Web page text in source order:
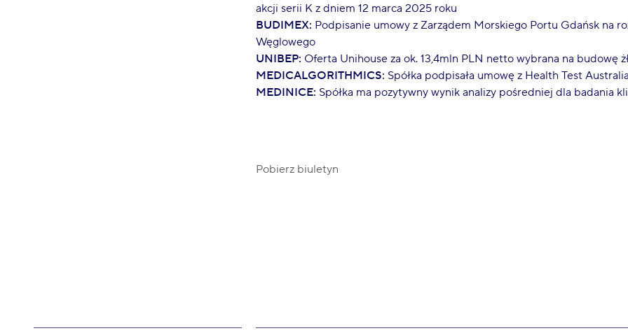
akcji serii K z dniem 12 marca 2025 roku
BUDIMEX: Podpisanie umowy z Zarządem Morskiego Portu Gdańsk na
Węglowego
UNIBEP: Oferta Unihouse za ok. 13,4mln PLN netto wybrana na budowę
MEDICALGORITHMICS: Spółka podpisała umowę z Health Test
MEDINICE: Spółka ma pozytywny wynik analizy pośredniej dla badania
Pobierz biuletyn